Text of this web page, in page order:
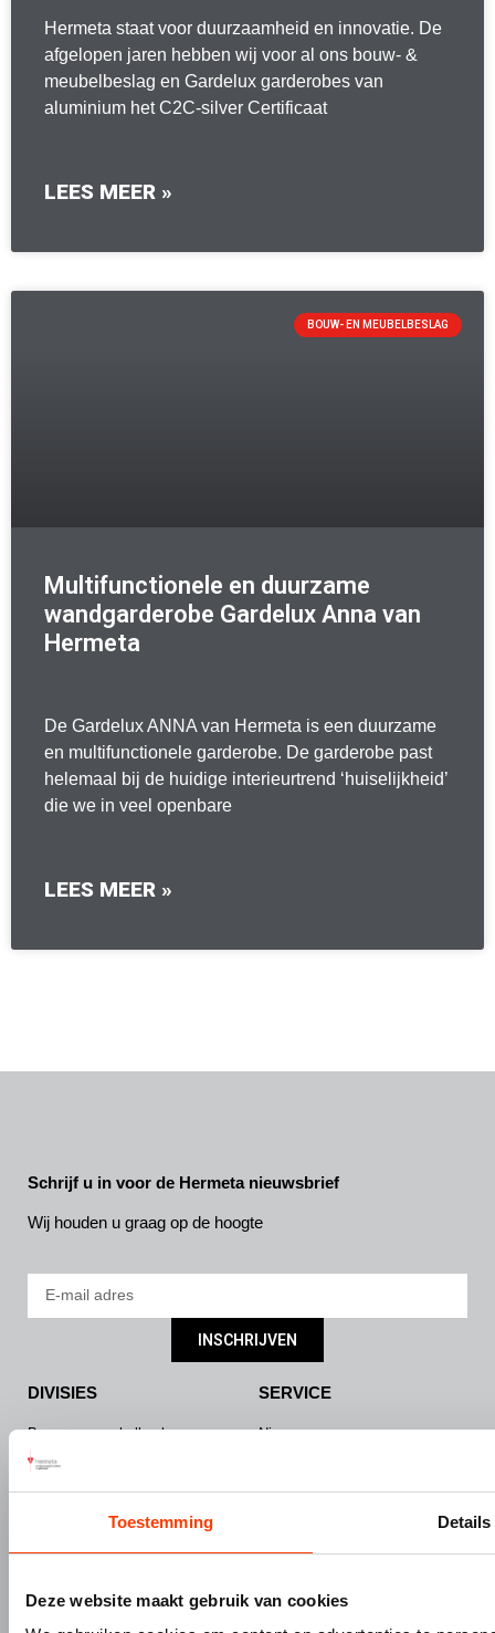
Toestemming Details
Deze website maakt gebruik van cookies
Hermeta staat voor duurzaamheid en innovatie. De
afgelopen jaren hebben wij voor al ons bouw- &
meubelbeslag en Gardelux garderobes van
aluminium het C2C-silver Certificaat
LEES MEER »
BOUW- EN MEUBELBESLAG
Multifunctionele en duurzame
wandgarderobe Gardelux Anna van
Hermeta
De Gardelux ANNA van Hermeta is een duurzame
en multifunctionele garderobe. De garderobe past
helemaal bij de huidige interieurtrend ‘huiselijkheid’
die we in veel openbare
LEES MEER »
Schrijf u in voor de Hermeta nieuwsbrief
Wij houden u graag op de hoogte
INSCHRIJVEN
DIVISIES
Bouw- en meubelbeslag
Interieurbouw
Gevelbouw
Over Hermeta
SERVICE
Nieuws
Vacatures